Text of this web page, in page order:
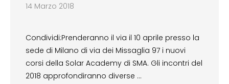
14 Marzo 2018
Condividi:Prenderanno il via il 10 aprile presso la
sede di Milano di via dei Missaglia 97 i nuovi
corsi della Solar Academy di SMA. Gli incontri del
2018 approfondiranno diverse …